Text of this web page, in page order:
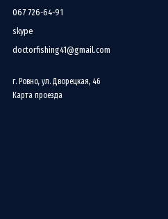
067 726-64-91
skype
doctorfishing41@gmail.com
г. Ровно, ул. Дворецкая, 46
Карта проезда